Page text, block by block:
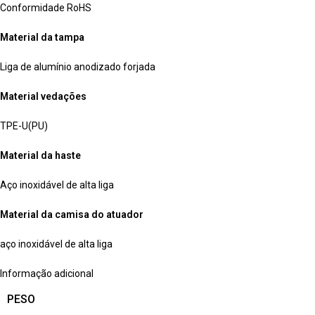
Conformidade RoHS
Material da tampa
Liga de alumínio anodizado forjada
Material vedações
TPE-U(PU)
Material da haste
Aço inoxidável de alta liga
Material da camisa do atuador
aço inoxidável de alta liga
Informação adicional
PESO